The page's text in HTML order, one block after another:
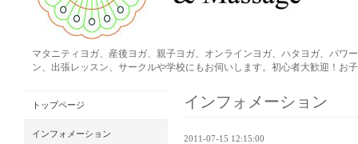
マタニティヨガ、産後ヨガ、親子ヨガ、オンラインヨガ、ハタヨガ、パ
ン、出張レッスン、サークルや学校にもお伺いします。初心者大歓迎！お
インフォメーション
2011-07-15 12:15:00
トップページ
インフォメーション